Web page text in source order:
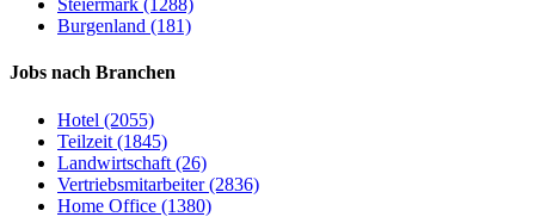
Steiermark (1288)
Burgenland (181)
Jobs nach Branchen
Hotel (2055)
Teilzeit (1845)
Landwirtschaft (26)
Vertriebsmitarbeiter (2836)
Home Office (1380)